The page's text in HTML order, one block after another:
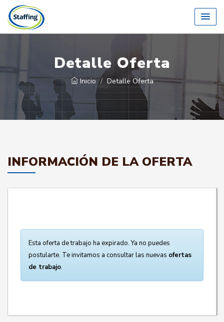
Detalle Oferta
Inicio Detalle Oferta
INFORMACIÓN DE LA OFERTA
Esta oferta de trabajo ha expirado. Ya no puedes
postularte. Te invitamos a consultar las nuevas ofertas
de trabajo.